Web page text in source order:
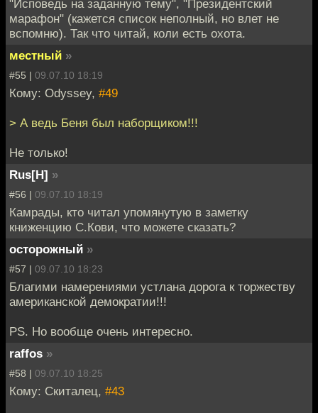
"Исповедь на заданную тему", "Президентский
марафон" (кажется список неполный, но влет не
вспомню). Так что читай, коли есть охота.
местный »
#55 | 09.07.10 18:19
Кому: Odyssey, #49
> А ведь Беня был наборщиком!!!
Не только!
Rus[H] »
#56 | 09.07.10 18:19
Камрады, кто читал упомянутую в заметку
книженцию С.Кови, что можете сказать?
осторожный »
#57 | 09.07.10 18:23
Благими намерениями устлана дорога к торжеству
американской демократии!!!
PS. Но вообще очень интересно.
raffos »
#58 | 09.07.10 18:25
Кому: Скиталец, #43